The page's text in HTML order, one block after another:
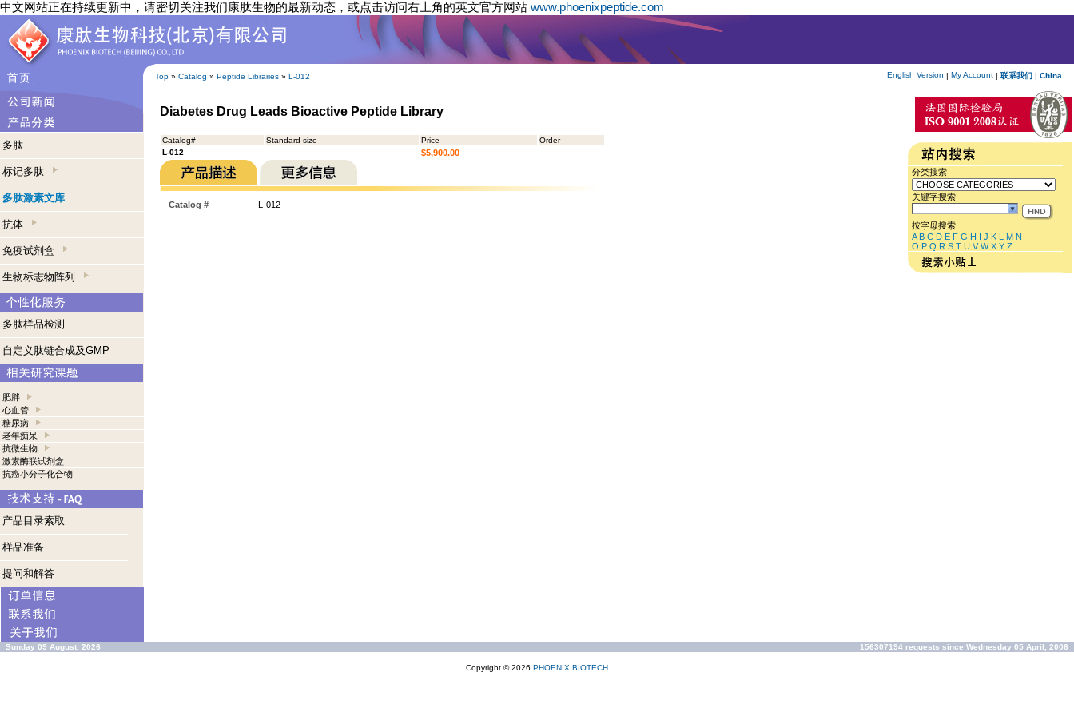
中文网站正在持续更新中，请密切关注我们康肽生物的最新动态，或点击访问右上角的英文官方网站 www.phoenixpeptide.com
Top » Catalog » Peptide Libraries » L-012 English Version | My Account | 联系我们 | China
多肽
标记多肽
多肽激素文库
抗体
免疫试剂盒
生物标志物阵列
多肽样品检测
自定义肽链合成及GMP
肥胖
心血管
糖尿病
老年痴呆
抗微生物
激素酶联试剂盒
抗癌小分子化合物
产品目录索取
样品准备
提问和解答
Diabetes Drug Leads Bioactive Peptide Library
Catalog# Standard size Price
Order
L-012
$5,900.00
Catalog # L-012
分类搜索
关键字搜索
按字母搜索
A B C D E F G H I J K L M N
O P Q R S T U V W X Y Z
Sunday 09 August, 2026 156307194 requests since Wednesday 05 April, 2006
Copyright © 2026 PHOENIX BIOTECH